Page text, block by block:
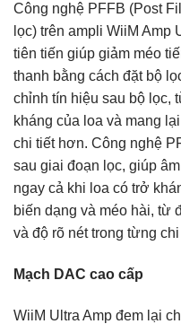
Công nghệ PFFB (Post
lọc) trên ampli WiiM Amp
tiên tiến giúp giảm méo
thanh bằng cách đặt bộ
chỉnh tín hiệu sau bộ lọc,
kháng của loa và mang
chi tiết hơn. Công nghệ
sau giai đoạn lọc, giúp
ngay cả khi loa có trở
biến dạng và méo hài, từ
và độ rõ nét trong từng
Mạch DAC cao cấp
WiiM Ultra Amp đem lại